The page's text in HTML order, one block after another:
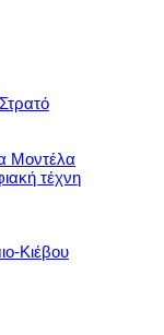
Μοντέλα
τέχνη
Κιέβου